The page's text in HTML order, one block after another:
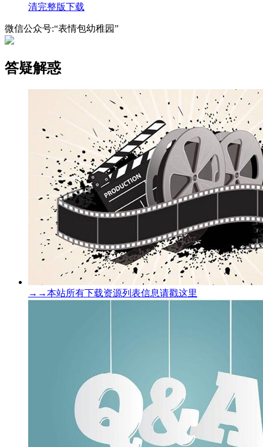
清完整版下载
微信公众号:“表情包幼稚园”
答疑解惑
→→本站所有下载资源列表信息请戳这里